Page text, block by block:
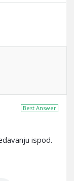
Best Answer
ispod.